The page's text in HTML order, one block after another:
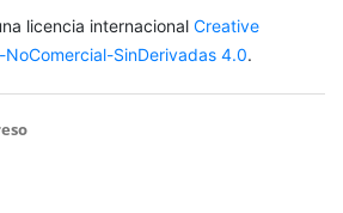
licencia internacional Creative
SinDerivadas 4.0.